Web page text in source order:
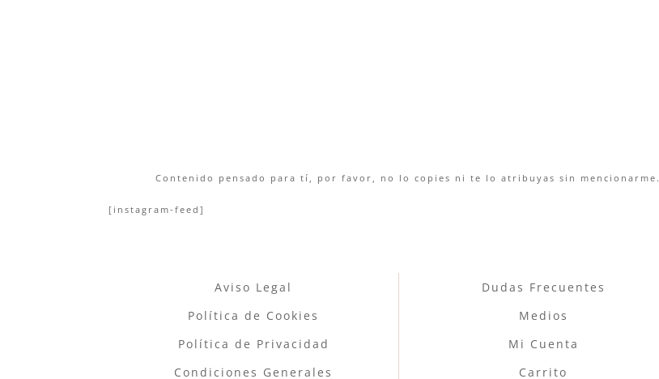
Contenido pensado para tí, por favor, no lo copies ni te lo atribuyas sin mencionarme.
[instagram-feed]
Aviso Legal
Política de Cookies
Política de Privacidad
Condiciones Generales
Dudas Frecuentes
Medios
Mi Cuenta
Carrito